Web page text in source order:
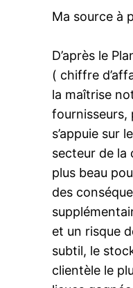
Ma source à
D’après le
( chiffre
la maîtrise
fournisseurs,
s’appuie sur
secteur de la
plus beau
des
et un risque
subtil, le
clientèle le